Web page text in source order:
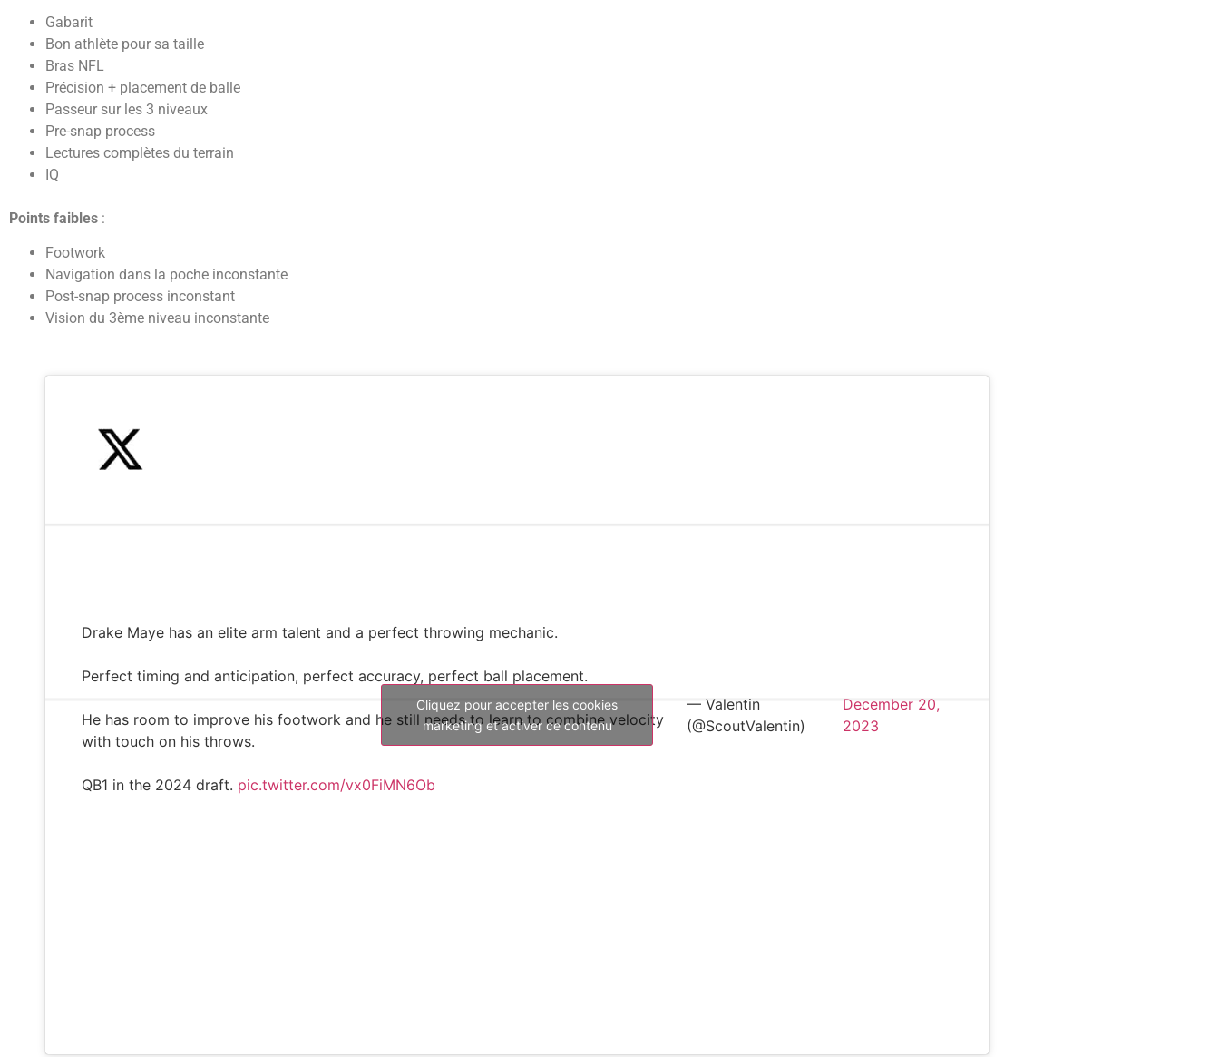
Gabarit
Bon athlète pour sa taille
Bras NFL
Précision + placement de balle
Passeur sur les 3 niveaux
Pre-snap process
Lectures complètes du terrain
IQ
Points faibles :
Footwork
Navigation dans la poche inconstante
Post-snap process inconstant
Vision du 3ème niveau inconstante
Drake Maye has an elite arm talent and a perfect throwing mechanic.
Perfect timing and anticipation, perfect accuracy, perfect ball placement.
He has room to improve his footwork and he still needs to learn to combine velocity
with touch on his throws.
QB1 in the 2024 draft. pic.twitter.com/vx0FiMN6Ob
— Valentin
(@ScoutValentin)
December 20,
2023
Cliquez pour accepter les cookies
marketing et activer ce contenu